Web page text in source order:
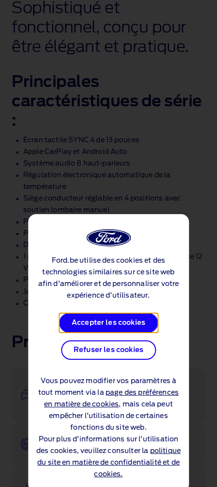
Ford.be utilise des cookies et des
technologies similaires sur ce site web
afin d'améliorer et de personnaliser votre
expérience d'utilisateur.
Accepter les cookies
Refuser les cookies
Vous pouvez modifier vos paramètres à
tout moment via la page des préférences
en matière de cookies, mais cela peut
empêcher l'utilisation de certaines
fonctions du site web.
Pour plus d'informations sur l'utilisation
des cookies, veuillez consulter la politique
du site en matière de confidentialité et de
cookies.
Sophistiqué et
fonctionnel, conçu pour
être élégant et pratique.
Principales
caractéristiques de série
:
Écran tactile SYNC 4 de 13 pouces
Apple CarPlay et Android Auto
Système audio 8 haut‑parleurs
Régulation électronique automatique de la
température
Siège conducteur réglable en 4 positions avec
soutien lombaire manuel
Pack de stationnement avec caméra de recul
Pack d'assistance à la conduite
Démarrage sans clé
1 prise USB à l'avant, 1 prise 12 V à l'avant et 1 prise 12
V à l'arrière
Phares à LED
Jantes en alliage 16 pouces
Coques de rétroviseurs peintes
Prochaines étapes
Configurer
Créez le véhicule de vos rêves grâce à notre
configurateur
Réservez un essai
Testez votre nouvelle Ford selon vos disponibilités